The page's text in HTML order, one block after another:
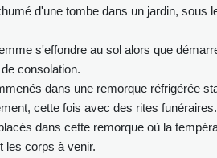
d'une tombe dans un jardin, sous
s'effondre au sol alors que
consolation.
dans une remorque réfrigérée
cette fois avec des rites funéraires.
dans cette remorque où la
les corps à venir.